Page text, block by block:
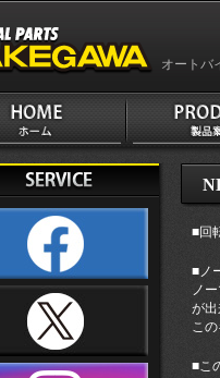
オートバ
■回
■ノ
ノ
が出
こ
■こ